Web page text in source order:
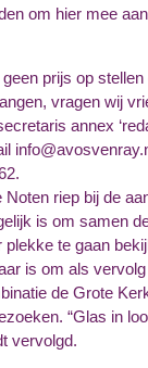
om hier mee
prijs op
vragen wij
annex
riep bij de
is om samen
te gaan
is om als
de Grote
“Glas in
vervolgd.